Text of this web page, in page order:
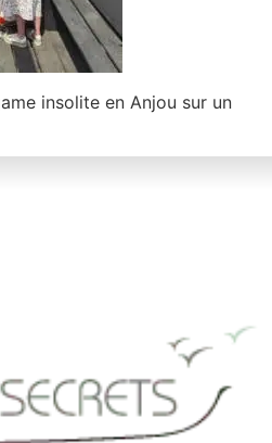
insolite en Anjou sur un